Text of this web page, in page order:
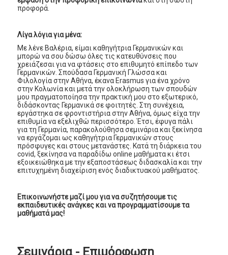
προφορά.
Λίγα λόγια για μένα:
Με λένε Βαλέρια, είμαι καθηγήτρια Γερμανικών και
μπορώ να σου δώσω όλες τις κατευθύνσεις που
χρειάζεσαι για να φτάσεις στο επιθυμητό επίπεδο των
Γερμανικών. Σπούδασα Γερμανική Γλώσσα και
Φιλολογία στην Αθήνα, έκανα Erasmus για ένα χρόνο
στην Κολωνία και μετά την ολοκλήρωση των σπουδών
μου πραγματοποίησα την πρακτική μου στο εξωτερικό,
διδάσκοντας Γερμανικά σε φοιτητές. Στη συνέχεια,
εργάστηκα σε φροντιστήρια στην Αθήνα, όμως είχα την
επιθυμία να εξελιχθώ περισσότερο. Έτσι, έφυγα πάλι
για τη Γερμανία, παρακολούθησα σεμινάρια και ξεκίνησα
να εργάζομαι ως καθηγήτρια Γερμανικών στους
πρόσφυγες και στους μετανάστες. Κατά τη διάρκεια του
covid, ξεκίνησα να παραδίδω online μαθήματα κι έτσι
εξοικειώθηκα με την εξαποστάσεως διδασκαλία και την
επιτυχημένη διαχείριση ενός διαδικτυακού μαθήματος.
Επικοινωνήστε μαζί μου για να συζητήσουμε τις
εκπαιδευτικές ανάγκες και να προγραμματίσουμε τα
μαθήματά μας!
Σεμινάρια - Επιμόρφωση